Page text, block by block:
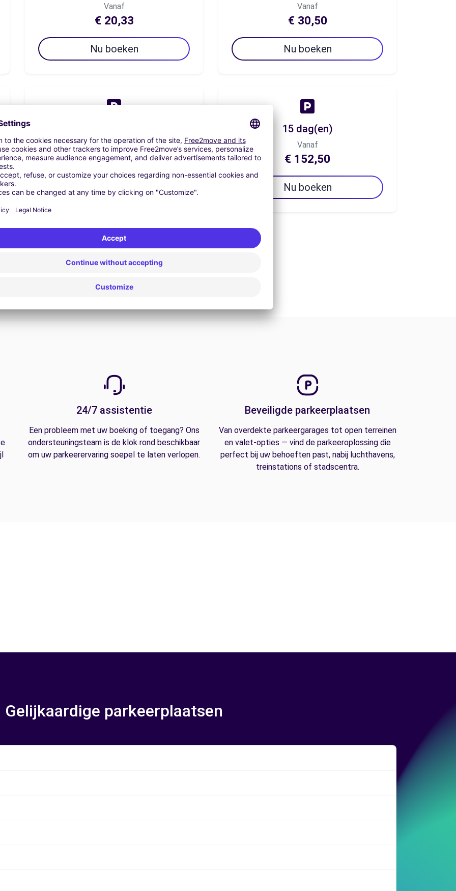
Vanaf
€ 20,33
Nu boeken
Vanaf
€ 30,50
Nu boeken
Vanaf
€ 71,17
Nu boeken
15 dag(en)
Vanaf
€ 152,50
Nu boeken
Bekijk alle aanbiedingen
24/7 assistentie
Een probleem met uw boeking of toegang? Ons
ondersteuningsteam is de klok rond beschikbaar
om uw parkeerervaring soepel te laten verlopen.
Beveiligde parkeerplaatsen
Van overdekte parkeergarages tot open terreinen
en valet-opties — vind de parkeeroplossing die
perfect bij uw behoeften past, nabij luchthavens,
treinstations of stadscentra.
Gelijkaardige parkeerplaatsen